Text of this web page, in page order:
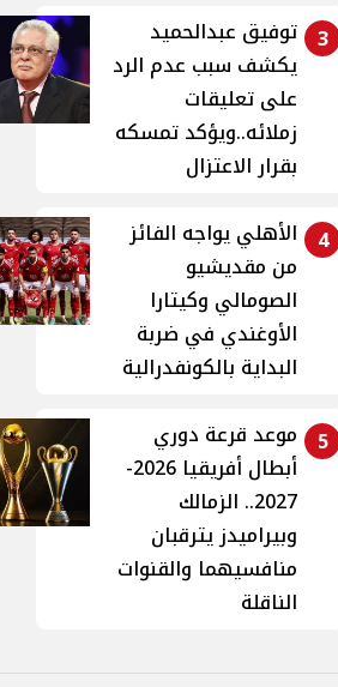
3 توفيق عبدالحميد
يكشف سبب عدم الرد
على تعليقات
زملائه..ويؤكد تمسكه
بقرار الاعتزال
4
الأهلي يواجه الفائز
من مقديشيو
الصومالي وكيتارا
الأوغندي في ضربة
البداية بالكونفدرالية
5
موعد قرعة دوري
أبطال أفريقيا 2026-
2027.. الزمالك
وبيراميدز يترقبان
منافسيهما والقنوات
الناقلة